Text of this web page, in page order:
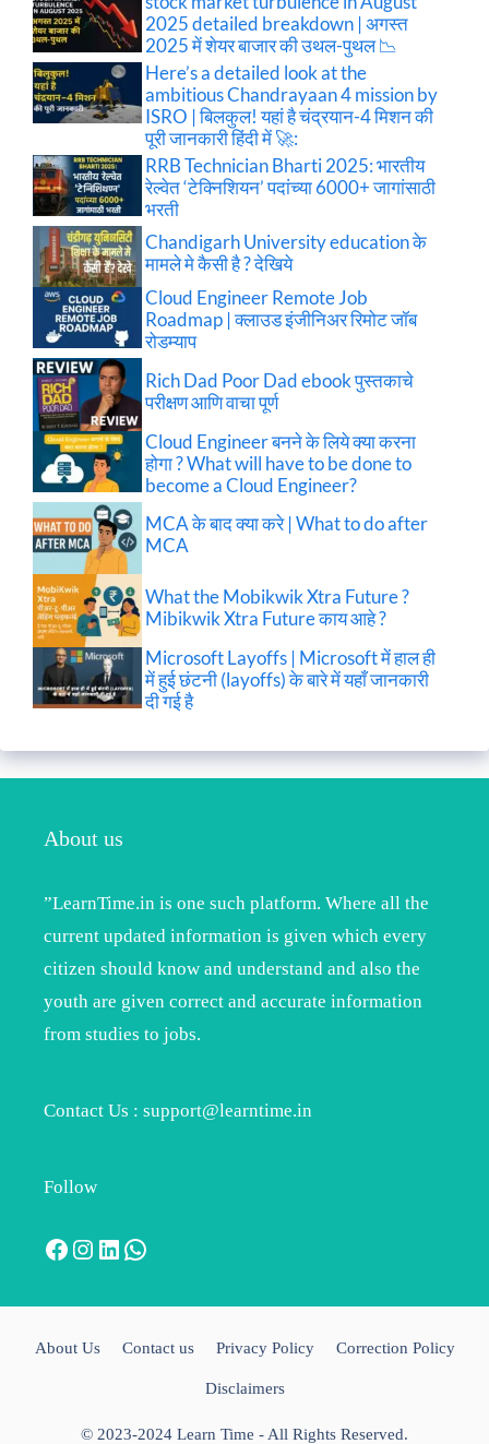
2025 detailed breakdown | अगस्त
2025 में शेयर बाजार की उथल-पुथल 📉
Here’s a detailed look at the
ambitious Chandrayaan 4 mission by
ISRO | बिलकुल! यहां है चंद्रयान-4 मिशन की
पूरी जानकारी हिंदी में 🚀:
RRB Technician Bharti 2025: भारतीय
रेल्वेत ‘टेक्निशियन’ पदांच्या 6000+ जागांसाठी
भरती
Chandigarh University education के
मामले मे कैसी है ? देखिये
Cloud Engineer Remote Job
Roadmap | क्लाउड इंजीनिअर रिमोट जॉब
रोडम्याप
Rich Dad Poor Dad ebook पुस्तकाचे
परीक्षण आणि वाचा पूर्ण
Cloud Engineer बनने के लिये क्या करना
होगा ? What will have to be done to
become a Cloud Engineer?
MCA के बाद क्या करे | What to do after
MCA
What the Mobikwik Xtra Future ?
Mibikwik Xtra Future काय आहे ?
Microsoft Layoffs | Microsoft में हाल ही
में हुई छंटनी (layoffs) के बारे में यहाँ जानकारी
दी गई है
About us
”LearnTime.in is one such platform. Where all the
current updated information is given which every
citizen should know and understand and also the
youth are given correct and accurate information
from studies to jobs.
Contact Us : support@learntime.in
Follow
Facebook
Instagram
LinkedIn
WhatsApp
About Us Contact us Privacy Policy Correction Policy
Disclaimers
© 2023-2024 Learn Time - All Rights Reserved.